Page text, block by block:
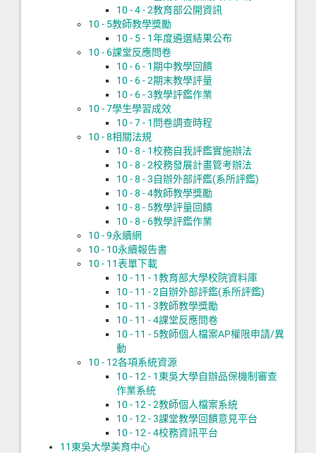
10 - 4 - 2教育部公開資訊
10 - 5教師教學獎勵
10 - 5 - 1年度遴選結果公布
10 - 6課堂反應問卷
10 - 6 - 1期中教學回饋
10 - 6 - 2期末教學評量
10 - 6 - 3教學評鑑作業
10 - 7學生學習成效
10 - 7 - 1 問卷調查時程
10 - 8相關法規
10 - 8 - 1校務自我評鑑實施辦法
10 - 8 - 2校務發展計畫管考辦法
10 - 8 - 3自辦外部評鑑(系所評鑑)
10 - 8 - 4教師教學獎勵
10 - 8 - 5教學評量回饋
10 - 8 - 6教學評鑑作業
10 - 9永續網
10 - 10永續報告書
10 - 11表單下載
10 - 11 - 1教育部大學校院資料庫
10 - 11 - 2自辦外部評鑑(系所評鑑)
10 - 11 - 3教師教學獎勵
10 - 11 - 4課堂反應問卷
10 - 11 - 5教師個人檔案AP權限申請/異
動
10 - 12各項系統資源
10 - 12 - 1 東吳大學自辦品保機制審查
作業系統
10 - 12 - 2教師個人檔案系統
10 - 12 - 3課堂教學回饋意見平台
10 - 12 - 4校務資訊平台
11 東吳大學美育中心